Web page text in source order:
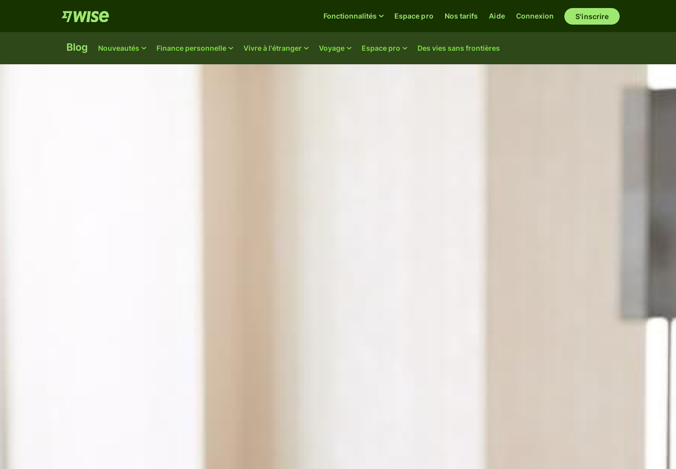
Blog Nouveautés Finance personnelle Vivre à l'étranger Voyage Espace pro Des vies sans frontières
Fonctionnalités Espace pro Nos tarifs Aide Connexion S'inscrire